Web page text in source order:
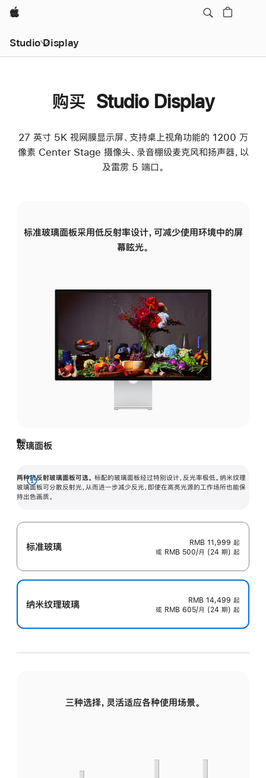
Apple
Studio Display
购买 Studio Display
27 英寸 5K 视网膜显示屏、支持桌上视角功能的 1200 万
像素 Center Stage 摄像头、录音棚级麦克风和扬声器，以
及雷雳 5 端口。
标准玻璃面板采用低反射率设计，可减少使用环境中的屏
幕眩光。
玻璃面板
两种抗反射玻璃面板可选。 标配的玻璃面板经过特别设计，反光率极低。纳米纹理
玻璃面板可分散反射光，从而进一步减少反光，即使在高亮光源的工作场所也能保
持出色画质。
展
开
标准玻璃 RMB 11,999 起
或 RMB 500/月 (24 期) 起
纳米纹理玻璃 RMB 14,499 起
或 RMB 605/月 (24 期) 起
三种选择，灵活适应各种使用场景。